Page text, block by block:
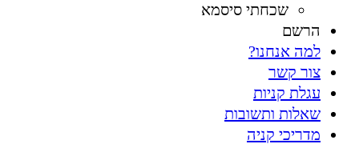
שכחתי סיסמא
הרשם
למה אנחנו?
צור קשר
עגלת קניות
שאלות ותשובות
מדריכי קניה